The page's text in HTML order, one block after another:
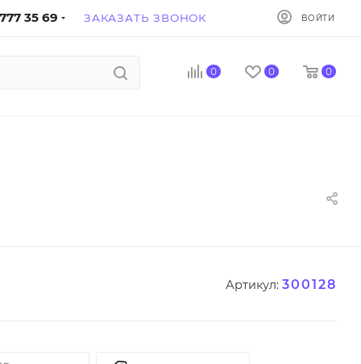
35 69 ЗАКАЗАТЬ ЗВОНОК ВОЙТИ
0 0 0
Артикул: 300128